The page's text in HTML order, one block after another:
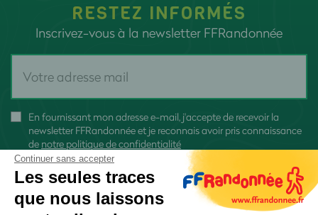
RESTEZ INFORMÉS
Inscrivez-vous à la newsletter FFRandonnée
En fournissant mon adresse e-mail, j'accepte de recevoir la
newsletter FFRandonnée et je reconnais avoir pris connaissance
de notre politique de confidentialité
Continuer sans accepter
Les seules traces
que nous laissons